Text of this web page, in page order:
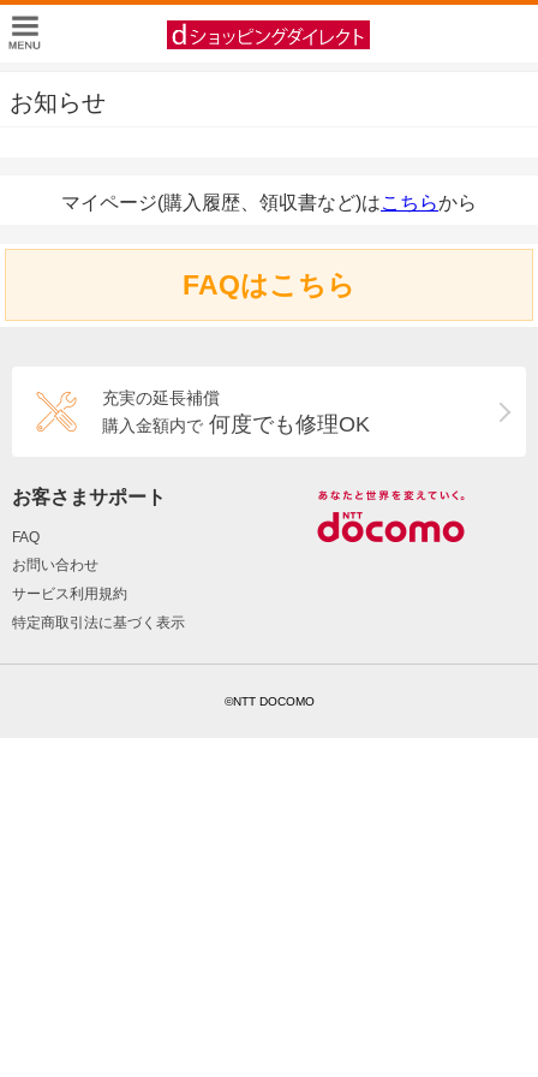
お知らせ
マイページ(購入履歴、領収書など)はこちらから
FAQはこちら
充実の延長補償
購入金額内で 何度でも修理OK
お客さまサポート
FAQ
お問い合わせ
サービス利用規約
特定商取引法に基づく表示
©NTT DOCOMO